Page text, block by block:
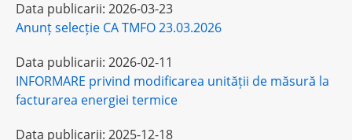
Data publicarii: 2026-03-23
Anunț selecție CA TMFO 23.03.2026
Data publicarii: 2026-02-11
INFORMARE privind modificarea unității de măsură la
facturarea energiei termice
Data publicarii: 2025-12-18